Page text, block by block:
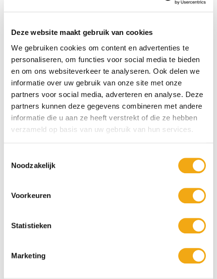
Deze website maakt gebruik van cookies
We gebruiken cookies om content en advertenties te
personaliseren, om functies voor social media te bieden
en om ons websiteverkeer te analyseren. Ook delen we
informatie over uw gebruik van onze site met onze
partners voor social media, adverteren en analyse. Deze
partners kunnen deze gegevens combineren met andere
informatie die u aan ze heeft verstrekt of die ze hebben
verzameld op basis van uw gebruik van hun services.
Noodzakelijk
Voorkeuren
Statistieken
Marketing
zeeën en sfeervolle bossen. Ook historische gebeurtenissen,
mythische verhalen en intieme portretten spelen een belangrijke
dynamische composities om emoties en verwondering op te
Onze collectie omvat een breed aanbod van romantiek
schilderijen, variërend van adembenemende natuurtaferelen en
historische scènes tot sfeervolle portretten en symbolische
melancholie en tijdloze schoonheid uit.
Een romantiek schilderij is een stijlvolle keuze voor iedereen die
houdt van klassieke kunst met diepgang en emotionele expressie.
Romantiek
samenkomen. Laat u inspireren door deze invloedrijke
kunststroming en ontdek een uniek schilderij dat uw interieur
kunst.